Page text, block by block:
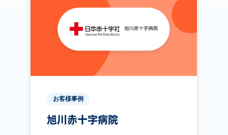
お客様事例
旭川赤十字病院